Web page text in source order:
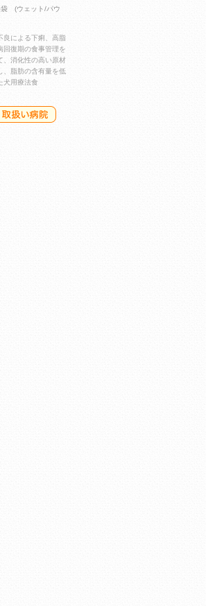
袋 (ウェット/パウ
良による下痢、高脂
回復期の食事管理を
、消化性の高い原材
、脂肪の含有量を低
犬用療法食